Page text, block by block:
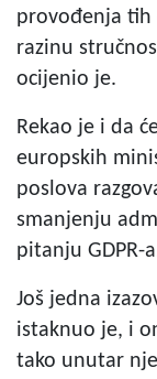
provođenja tih
razinu
ocijenio je.
Rekao je i da
europskih
poslova
smanjenju
pitanju GDPR-
Još jedna
istaknuo je, i
tako unutar